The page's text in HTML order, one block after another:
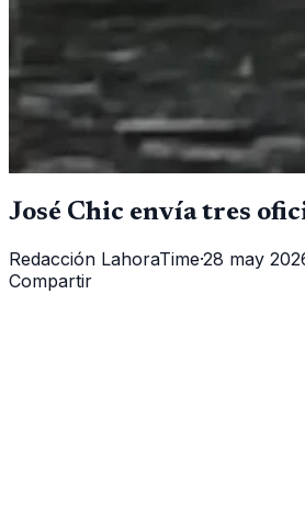
José Chic envía tres
Redacción LahoraTime·28 may
Compartir